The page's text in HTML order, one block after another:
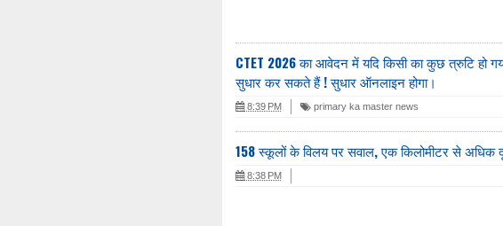
CTET 2026 का आवेदन में यदि किसी का कुछ त्रुटि हो
सुधार कर सकते हैं ! सुधार ऑनलाइन होगा।
8:39 PM primary ka master news
158 स्कूलों के विलय पर सवाल, एक किलोमीटर से अधिक
8:38 PM